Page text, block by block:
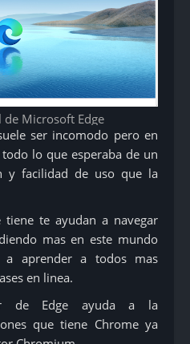
de Microsoft Edge
ser incomodo pero en
lo que esperaba de un
y facilidad de uso que la
tiene te ayudan a navegar
mas en este mundo
a aprender a todos mas
en linea.
de Edge ayuda a la
que tiene Chrome ya